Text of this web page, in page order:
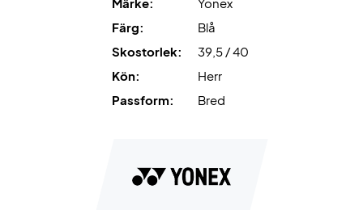
Färg:
Blå
Skostorlek:
39,5 / 40
Kön:
Herr
Passform:
Bred